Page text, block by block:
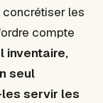
les
compte
inventaire,
seul
servir les